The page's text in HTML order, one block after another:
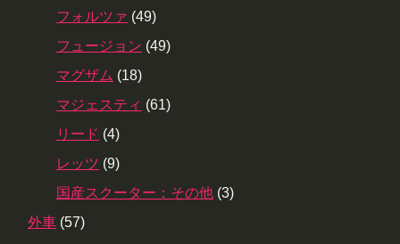
フォルツァ (49)
フュージョン (49)
マグザム (18)
マジェスティ (61)
リード (4)
レッツ (9)
国産スクーター：その他 (3)
外車 (57)